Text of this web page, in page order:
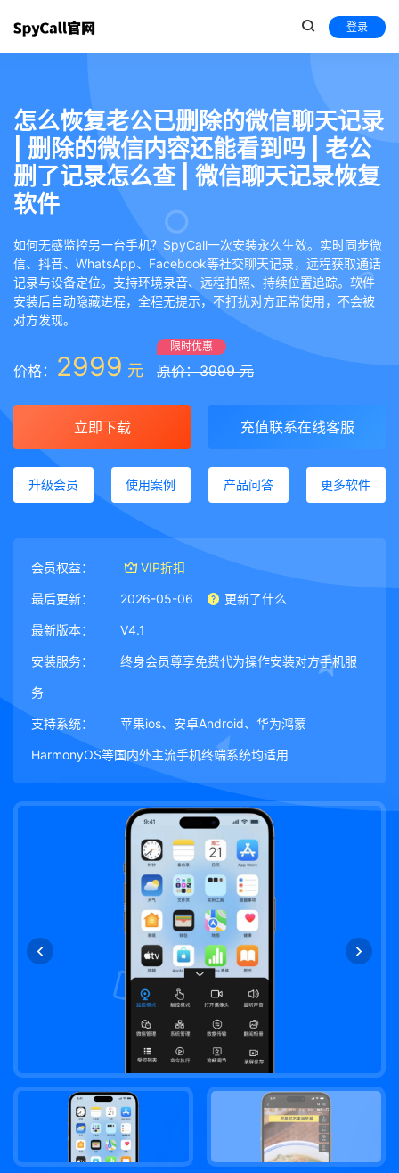
登录
怎么恢复老公已删除的微信聊天记录
| 删除的微信内容还能看到吗 | 老公
删了记录怎么查 | 微信聊天记录恢复
软件
如何无感监控另一台手机？SpyCall一次安装永久生效。实时同步微
信、抖音、WhatsApp、Facebook等社交聊天记录，远程获取通话
记录与设备定位。支持环境录音、远程拍照、持续位置追踪。软件
安装后自动隐藏进程，全程无提示，不打扰对方正常使用，不会被
对方发现。
价格： 2999 元
限时优惠
原价：3999 元
立即下载 充值联系在线客服
升级会员 使用案例 产品问答 更多软件
会员权益： VIP折扣
最后更新： 2026-05-06 更新了什么
最新版本： V4.1
安装服务： 终身会员尊享免费代为操作安装对方手机服
务
支持系统： 苹果ios、安卓Android、华为鸿蒙
HarmonyOS等国内外主流手机终端系统均适用